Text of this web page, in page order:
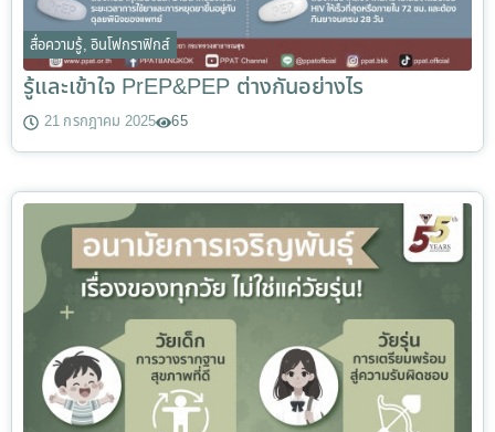
สื่อความรู้, อินโฟกราฟิกส์
รู้และเข้าใจ PrEP&PEP ต่างกันอย่างไร
21 กรกฎาคม 2025 65